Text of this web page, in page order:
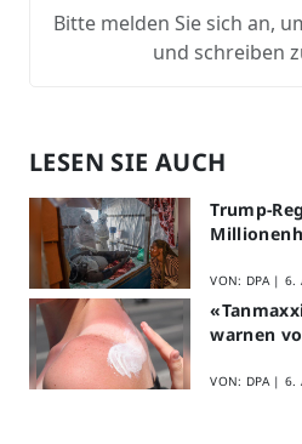
Bitte melden Sie sich an,
und schreiben
LESEN SIE AUCH
Trump-
VON: DPA | 6.
warnen
VON: DPA | 6.